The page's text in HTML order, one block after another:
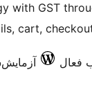
with GST
cart,